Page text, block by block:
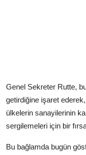
Genel Sekreter Rutte,
getirdiğine işaret
ülkelerin sanayilerinin
sergilemeleri için bir
Bu bağlamda bugün